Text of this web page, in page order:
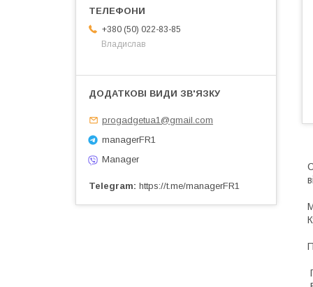
+380 (50) 022-83-85
Владислав
progadgetua1@gmail.com
managerFR1
Manager
Telegram https://t.me/managerFR1